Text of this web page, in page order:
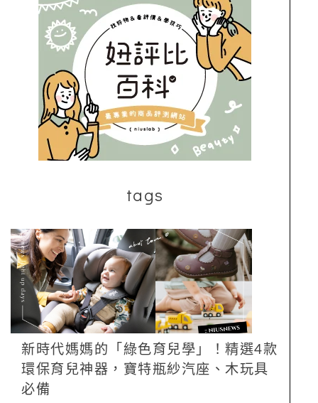
tags
新時代媽媽的「綠色育兒學」！精選4款
環保育兒神器，寶特瓶紗汽座、木玩具
必備